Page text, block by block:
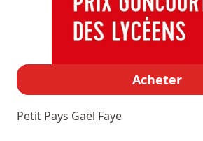
Acheter
Petit Pays Gaël Faye